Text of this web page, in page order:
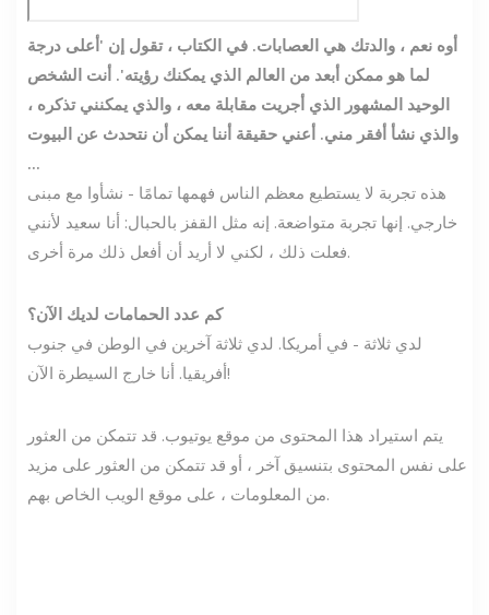
أوه نعم ، والدتك هي العصابات. في الكتاب ، تقول إن 'أعلى درجة
لما هو ممكن أبعد من العالم الذي يمكنك رؤيته'. أنت الشخص
الوحيد المشهور الذي أجريت مقابلة معه ، والذي يمكنني تذكره ،
والذي نشأ أفقر مني. أعني حقيقة أننا يمكن أن نتحدث عن البيوت
...
هذه تجربة لا يستطيع معظم الناس فهمها تمامًا - نشأوا مع مبنى
خارجي. إنها تجربة متواضعة. إنه مثل القفز بالحبال: أنا سعيد لأنني
فعلت ذلك ، لكني لا أريد أن أفعل ذلك مرة أخرى.
كم عدد الحمامات لديك الآن؟
لدي ثلاثة - في أمريكا. لدي ثلاثة آخرين في الوطن في جنوب
أفريقيا. أنا خارج السيطرة الآن!
يتم استيراد هذا المحتوى من موقع يوتيوب. قد تتمكن من العثور
على نفس المحتوى بتنسيق آخر ، أو قد تتمكن من العثور على مزيد
من المعلومات ، على موقع الويب الخاص بهم.